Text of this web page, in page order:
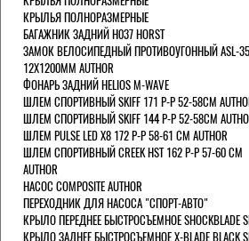
КРЫЛЬЯ ПОЛНОРАЗМЕРНЫЕ
БАГАЖНИК ЗАДНИЙ H037 HORST
ЗАМОК ВЕЛОСИПЕДНЫЙ ПРОТИВОУГОННЫЙ ASL-35
12Х1200ММ AUTHOR
ФОНАРЬ ЗАДНИЙ HELIOS M-WAVE
ШЛЕМ СПОРТИВНЫЙ SKIFF 171 Р-Р 52-58СМ
ШЛЕМ СПОРТИВНЫЙ SKIFF 144 Р-Р 52-58СМ
ШЛЕМ PULSE LED X8 172 Р-Р 58-61 СМ AUTHOR
ШЛЕМ СПОРТИВНЫЙ CREEK HST 162 Р-Р 57-60 СМ
AUTHOR
НАСОС COMPOSITE AUTHOR
ПЕРЕХОДНИК ДЛЯ НАСОСА "СПОРТ-АВТО"
КРЫЛО ПЕРЕДНЕЕ БЫСТРОСЪЕМНОЕ SHOCKBLADE
КРЫЛО ЗАДНЕЕ БЫСТРОСЪЕМНОЕ X-BLADE BLACK